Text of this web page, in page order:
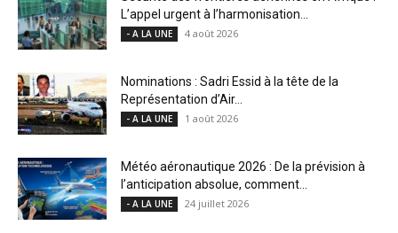
L’appel urgent à l’harmonisation...
- A LA UNE 4 août 2026
Nominations : Sadri Essid à la tête de la
Représentation d’Air...
- A LA UNE 1 août 2026
Météo aéronautique 2026 : De la prévision à
l’anticipation absolue, comment...
- A LA UNE 24 juillet 2026